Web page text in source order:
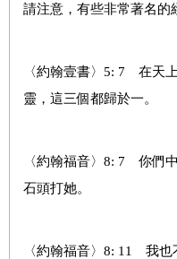
請注意，有些非常著名的
〈約翰壹書〉5: 7 在天
靈，這三個都歸於一。
〈約翰福音〉8: 7 你們
石頭打她。
〈約翰福音〉8: 11 我